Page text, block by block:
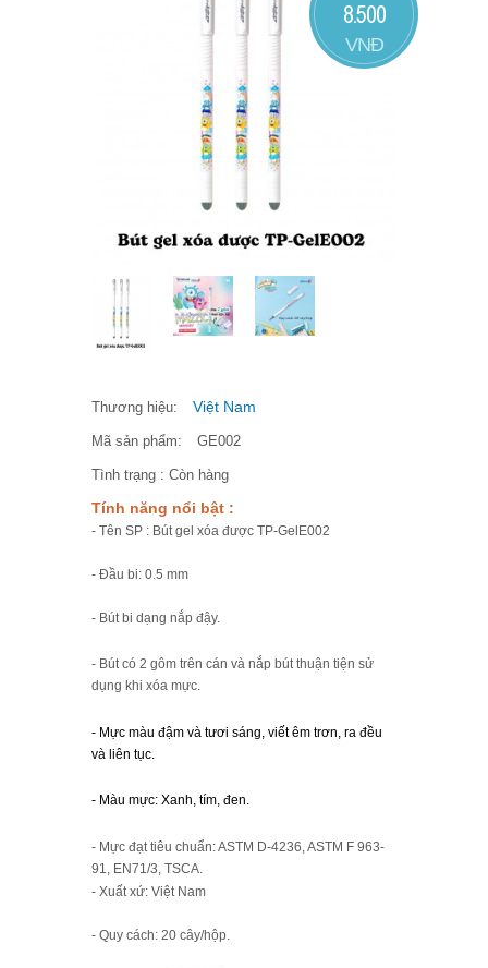
8.500
VNĐ
Thương hiệu: Việt Nam
Mã sản phẩm: GE002
Tình trạng : Còn hàng
Tính năng nổi bật :
- Tên SP : Bút gel xóa được TP-GelE002
- Đầu bi: 0.5 mm
- Bút bi dạng nắp đậy.
- Bút có 2 gôm trên cán và nắp bút thuận tiện sử
dụng khi xóa mực.
- Mực màu đậm và tươi sáng, viết êm trơn, ra đều
và liên tục.
- Màu mực: Xanh, tím, đen.
- Mực đạt tiêu chuẩn: ASTM D-4236, ASTM F 963-
91, EN71/3, TSCA.
- Xuất xứ: Việt Nam
- Quy cách: 20 cây/hộp.